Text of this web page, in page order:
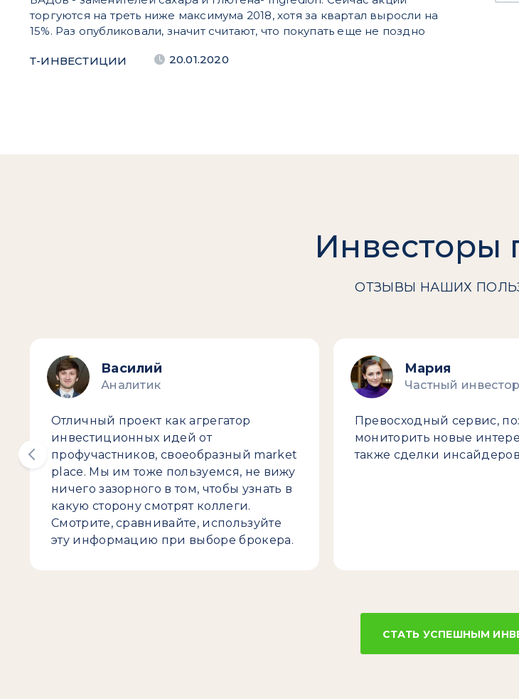
торгуются на треть ниже максимума 2018, хотя за квартал выросли на
15%. Раз опубликовали, значит считают, что покупать еще не поздно
Т-ИНВЕСТИЦИИ 20.01.2020
Инвесторы
ОТЗЫВЫ НАШИХ
Василий
Аналитик
Отличный проект как агрегатор
инвестиционных идей от
профучастников, своеобразный market
place. Мы им тоже пользуемся, не вижу
ничего зазорного в том, чтобы узнать в
какую сторону смотрят коллеги.
Смотрите, сравнивайте, используйте
эту информацию при выборе брокера.
Мария
Частный инвестор
Превосходный сервис,
мониторить новые
также сделки
СТАТЬ УСПЕШНЫМ